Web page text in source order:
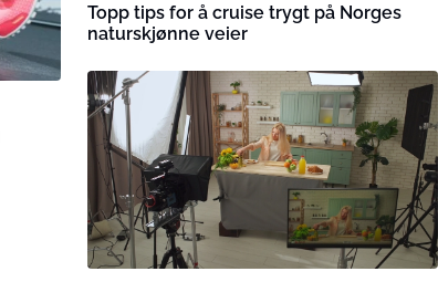
Topp tips for å cruise trygt på Norges
naturskjønne veier